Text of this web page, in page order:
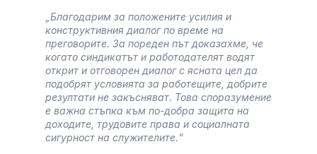
„Благодарим за положените усилия и
конструктивния диалог по време на
преговорите. За пореден път доказахме, че
когато синдикатът и работодателят водят
открит и отговорен диалог с ясната цел да
подобрят условията за работещите, добрите
резултати не закъсняват. Това споразумение
е важна стъпка към по-добра защита на
доходите, трудовите права и социалната
сигурност на служителите.“